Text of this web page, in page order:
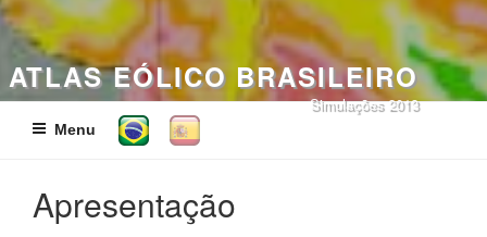
ATLAS EÓLICO BRASILEIRO
Simulações 2013
Menu
Apresentação